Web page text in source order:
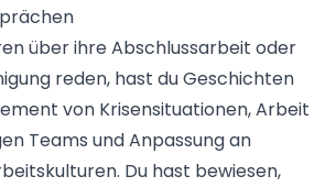
über ihre Abschlussarbeit oder
reden, hast du Geschichten
von Krisensituationen, Arbeit
Teams und Anpassung an
Du hast bewiesen,